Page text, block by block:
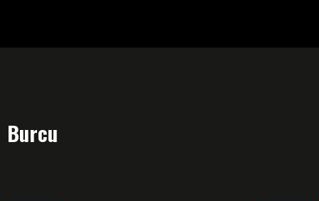
Burcu